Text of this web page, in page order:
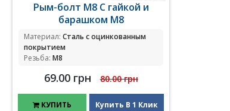
Рым-болт М8 С гайкой и
барашком М8
Материал:Сталь с оцинкованным
покрытием
Резьба:M8
69.00 грн 80.00 грн
КУПИТЬ Купить В 1 Клик